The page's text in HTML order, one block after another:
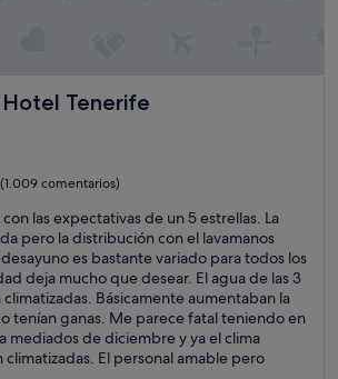
Tenerife
(1.009 comentarios)
las expectativas de un 5 estrellas. La
pero la distribución con el lavamanos
es bastante variado para todos los
deja mucho que desear. El agua de las 3
Básicamente aumentaban la
tenían ganas. Me parece fatal teniendo en
mediados de diciembre y ya el clima
climatizadas. El personal amable pero